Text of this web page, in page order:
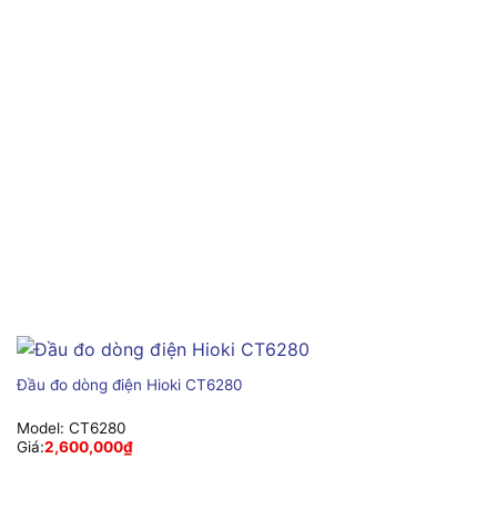
Đầu đo dòng điện Hioki CT6280
Model: CT6280
Giá:2,600,000₫